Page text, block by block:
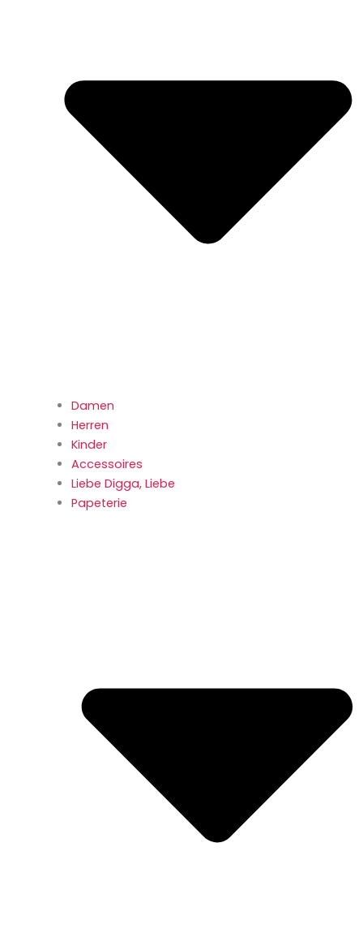
Damen
Herren
Kinder
Accessoires
Liebe Digga, Liebe
Papeterie